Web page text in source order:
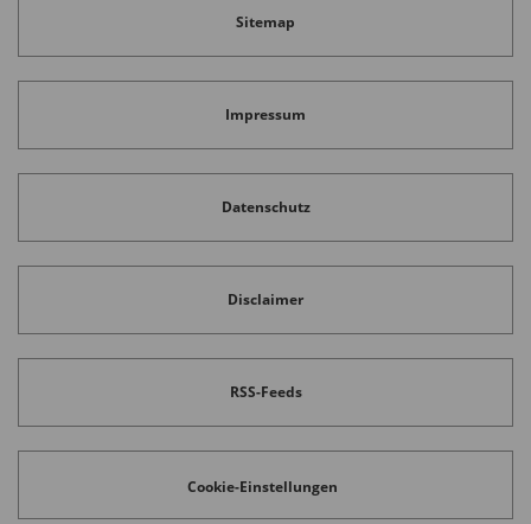
Sitemap
Impressum
Datenschutz
Disclaimer
RSS-Feeds
Cookie-Einstellungen